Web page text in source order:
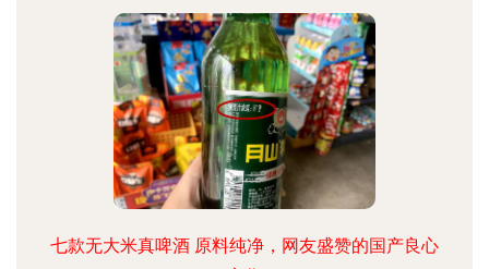
七款无大米真啤酒 原料纯净，网友盛赞的国产良心